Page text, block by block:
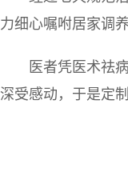
力细心嘱咐居家调
医者凭医术祛
深受感动，于是定